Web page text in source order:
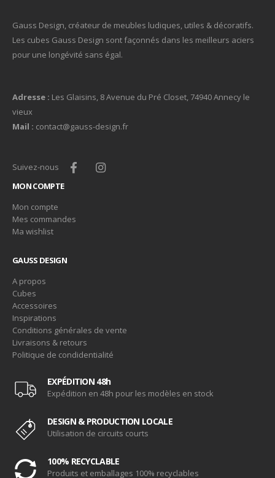
Gauss Design, créateur de meubles ludiques, utiles & décoratifs.
Les cubes Gauss Design sont façonnés dans les meilleurs aciers
pour une longévité sans égal.
Adresse : Les Glaisins, 8 Avenue du Pré Closet, 74940 Annecy le
vieux
Mail : contact@gauss-design.fr
Suivez-nous
MON COMPTE
Mon compte
Mes commandes
Ma wishlist
GAUSS DESIGN
A propos
Cubes
Accessoires
Inspirations
Conditions générales de vente
Livraisons & retours
Politique de condidentialité
EXPÉDITION 48h
Expédition en 48h pour les modèles en stock
DESIGN & PRODUCTION LOCALE
Utilisation de circuits courts
100% RECYCLABLE
Produits et emballages 100% recyclables